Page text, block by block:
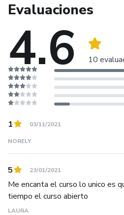
Evaluaciones
4.6 10
1 03/11/2021
NORELY
5 23/01/2021
Me encanta el curso lo unico es
tiempo el curso abierto
LAURA